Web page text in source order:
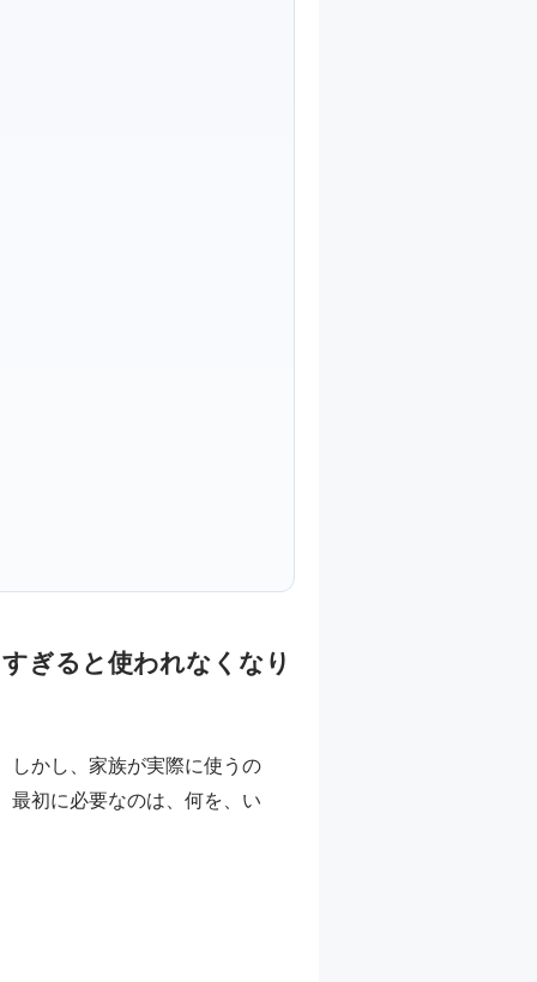
ぎると使われなくなり
しかし、家族が実際に使うの
最初に必要なのは、何を、い